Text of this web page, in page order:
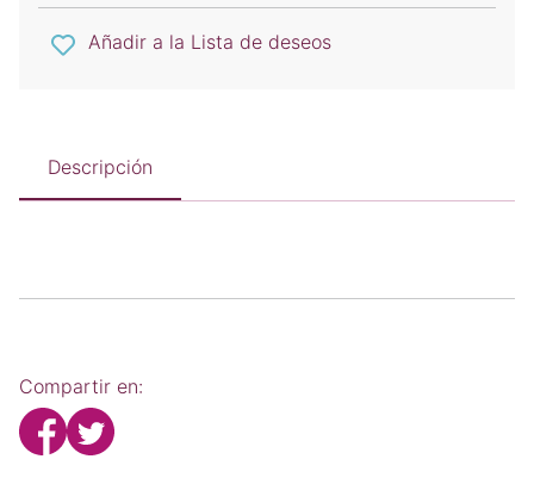
Añadir a la Lista de deseos
Descripción
Compartir en: